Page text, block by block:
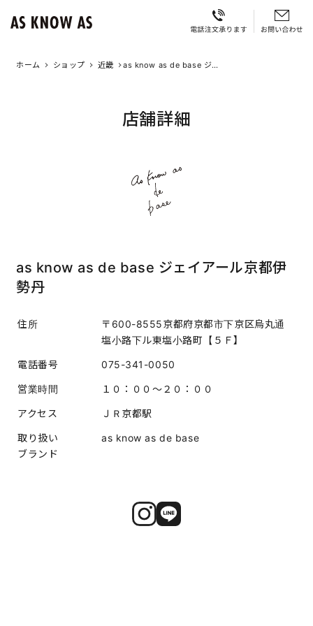
ホーム ショップ 近畿
as know as de base ジェ
店舗詳細
as know as de base ジェイアール京都伊
勢丹
住所
〒600-8555京都府京都市下京区烏丸通
塩小路下ル東塩小路町【５Ｆ】
電話番号 075-341-0050
営業時間 １０：００～２０：００
アクセス ＪＲ京都駅
取り扱い
ブランド
as know as de base